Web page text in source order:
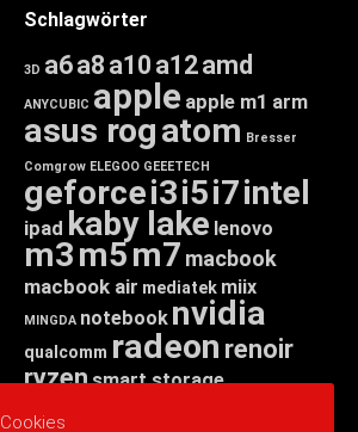
Schlagwörter
3D a6a8 a10 a12amd
ANYCUBIC apple apple m1 arm
asus rogatom Bresser
Comgrow ELEGOO GEEETECH
geforcei3i5i7intel
ipad kaby lake lenovo
m3m5m7 macbook
macbook air mediatek miix
MINGDA notebook nvidia
qualcomm radeon renoir
ryzensmart storage
Cookies